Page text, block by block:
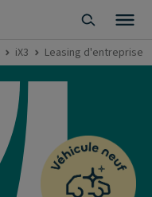
iX3 Leasing d'entreprise -